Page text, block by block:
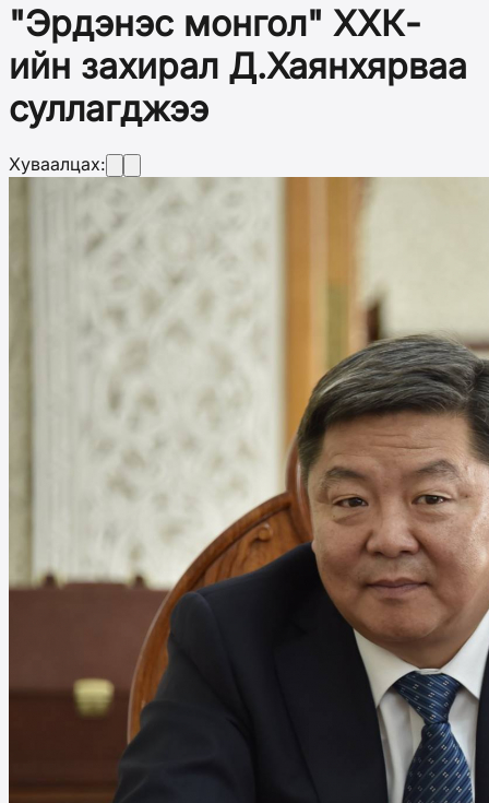
"Эрдэнэс монгол" ХХК-
ийн захирал Д.Хаянхярваа
суллагджээ
Хуваалцах: